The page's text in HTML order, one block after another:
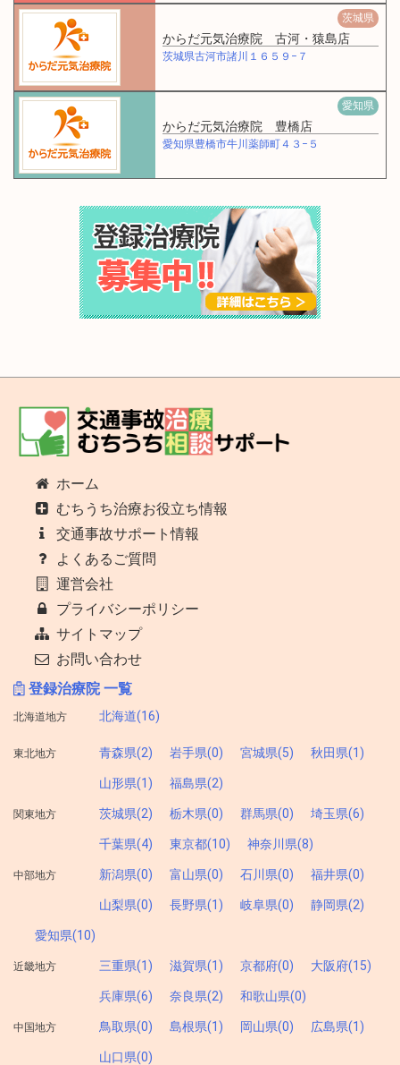
茨城県
からだ元気治療院 古河・猿島店
茨城県古河市諸川１６５９−７
愛知県
からだ元気治療院 豊橋店
愛知県豊橋市牛川薬師町４３−５
ホーム
むちうち治療お役立ち情報
交通事故サポート情報
よくあるご質問
運営会社
プライバシーポリシー
サイトマップ
お問い合わせ
登録治療院 一覧
北海道地方 北海道(16)
東北地方 青森県(2) 岩手県(0) 宮城県(5) 秋田県(1)
山形県(1) 福島県(2)
関東地方 茨城県(2) 栃木県(0) 群馬県(0) 埼玉県(6)
千葉県(4) 東京都(10) 神奈川県(8)
中部地方 新潟県(0) 富山県(0) 石川県(0) 福井県(0)
山梨県(0) 長野県(1) 岐阜県(0) 静岡県(2)
愛知県(10)
近畿地方 三重県(1) 滋賀県(1) 京都府(0) 大阪府(15)
兵庫県(6) 奈良県(2) 和歌山県(0)
中国地方 鳥取県(0) 島根県(1) 岡山県(0) 広島県(1)
山口県(0)